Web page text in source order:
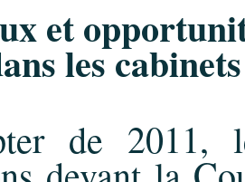
et
les
de 2011,